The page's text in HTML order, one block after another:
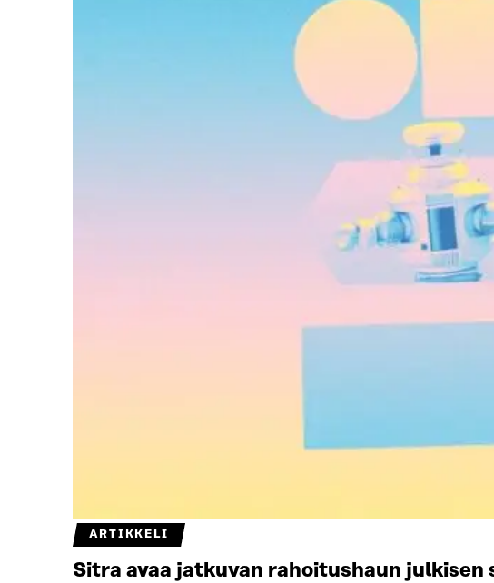
ARTIKKELI
Sitra avaa jatkuvan rahoitushaun